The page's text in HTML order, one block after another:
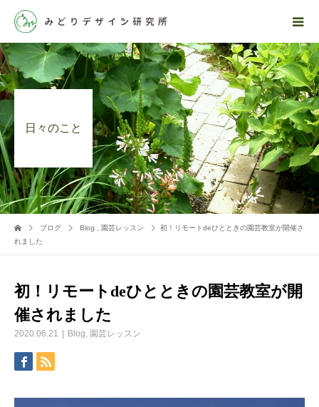
日々のこと
ブログ Blog 園芸レッスン
初！リモートdeひとときの園芸教室が開催さ
れました
初！リモートdeひとときの園芸教室が開
催されました
2020.06.21 Blog, 園芸レッスン